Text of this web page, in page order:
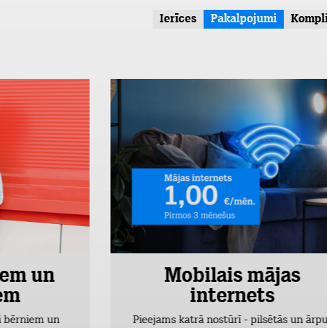
Ierīces Pakalpojumi
un
bērniem un
Mobilais mājas
internets
Pieejams katrā nostūrī - pilsētās un